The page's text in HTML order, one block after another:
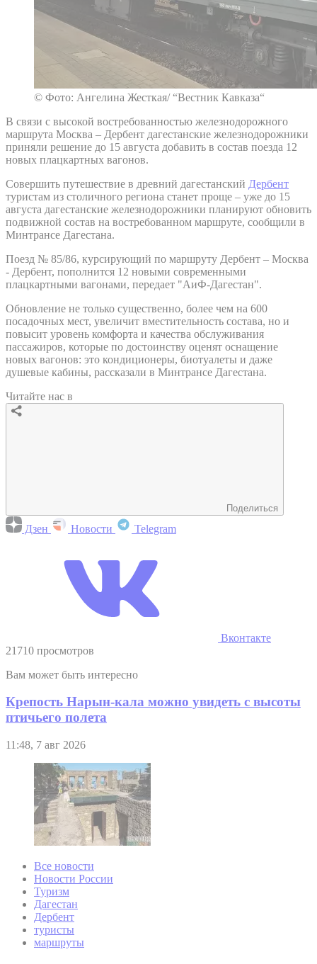
© Фото: Ангелина Жесткая/ “Вестник Кавказа“
В связи с высокой востребованностью железнодорожного
маршрута Москва – Дербент дагестанские железнодорожники
приняли решение до 15 августа добавить в состав поезда 12
новых плацкартных вагонов.
Совершить путешествие в древний дагестанский Дербент
туристам из столичного региона станет проще – уже до 15
августа дагестанские железнодорожники планируют обновить
подвижной состав на востребованном маршруте, сообщили в
Минтрансе Дагестана.
Поезд № 85/86, курсирующий по маршруту Дербент – Москва
- Дербент, пополнится 12 новыми современными
плацкартными вагонами, передает "АиФ-Дагестан".
Обновление не только существенно, более чем на 600
посадочных мест, увеличит вместительность состава, но и
повысит уровень комфорта и качества обслуживания
пассажиров, которые по достоинству оценят оснащение
новых вагонов: это кондиционеры, биотуалеты и даже
душевые кабины, рассказали в Минтрансе Дагестана.
Читайте нас в
Поделиться
Дзен Новости Telegram
Вконтакте
21710 просмотров
Вам может быть интересно
Крепость Нарын-кала можно увидеть с высоты
птичьего полета
11:48, 7 авг 2026
Все новости
Новости России
Туризм
Дагестан
Дербент
туристы
маршруты